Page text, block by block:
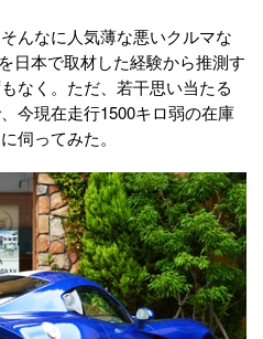
んなに人気薄な悪いクルマな
日本で取材した経験から推測す
なく。ただ、若干思い当たる
今現在走行1500キロ弱の在庫
伺ってみた。